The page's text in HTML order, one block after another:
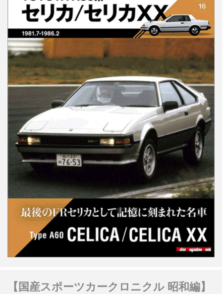
【国産スポーツカークロニクル 昭和編】